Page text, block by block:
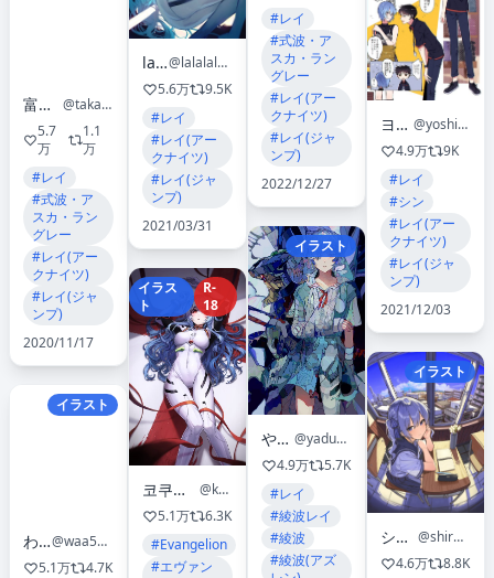
富士茄 鷹
@takanasu05
5.7
万
1.1
万
#レイ
#式波・ア
スカ・ラン
グレー
#レイ(アー
クナイツ)
#レイ(ジャ
ンプ)
2020/11/17
イラスト
わお
@waa5251
5.1万
4.7K
lack
@lalalalack
5.6万
9.5K
#レイ
#レイ(アー
クナイツ)
#レイ(ジャ
ンプ)
2021/03/31
イラス
ト
R-
18
코쿠큐커kokukyukeo
@kokukyukeo
5.1万
6.3K
#Evangelion
#エヴァン
#レイ
#式波・ア
スカ・ラン
グレー
#レイ(アー
クナイツ)
#レイ(ジャ
ンプ)
2022/12/27
イラスト
やづな
@yadu_nadu
4.9万
5.7K
#レイ
#綾波レイ
#綾波
#綾波(アズ
ヨシヲ
@yoshio_296
4.9万
9K
#レイ
#シン
#レイ(アー
クナイツ)
#レイ(ジャ
ンプ)
2021/12/03
イラスト
シロクマ🍙
@shirokuma_1231
4.6万
8.8K